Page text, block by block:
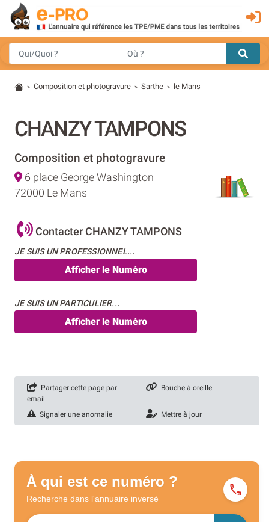
> Composition et photogravure > Sarthe > le Mans
CHANZY TAMPONS
Composition et photogravure
6 place George Washington
72000 Le Mans
Contacter CHANZY TAMPONS
JE SUIS UN PROFESSIONNEL...
Afficher le Numéro
JE SUIS UN PARTICULIER...
Afficher le Numéro
Partager cette page par
email
Bouche à oreille
Signaler une anomalie Mettre à jour
À qui est ce numéro ?
Recherche dans l'annuaire inversé